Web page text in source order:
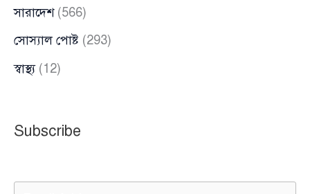
সারাদেশ(566)
সোস্যাল পোষ্ট (293)
স্বাস্থ্য(12)
Subscribe